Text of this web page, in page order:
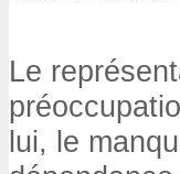
Le
lui, le